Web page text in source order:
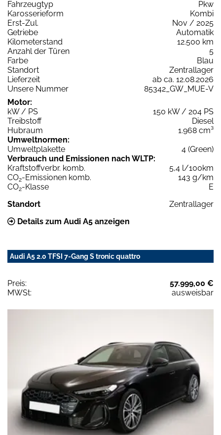
Fahrzeugtyp
Pkw
Karosserieform
Kombi
Erst-Zul.
Nov / 2025
Getriebe
Automatik
Kilometerstand
12.500 km
Anzahl der Türen
5
Farbe
Blau
Standort
Zentrallager
Lieferzeit
ab ca. 12.08.2026
Unsere Nummer
85342_GW_MUE-V
Motor:
kW / PS
150 kW / 204 PS
Treibstoff
Diesel
Hubraum
1.968 cm³
Umweltnormen:
Umweltplakette
4 (Green)
Verbrauch und Emissionen nach WLTP:
Kraftstoffverbr. komb.
5,4 l/100km
CO2-Emissionen komb.
143 g/km
CO2-Klasse
E
Standort
Zentrallager
Details zum Audi A5 anzeigen
Audi A5 2.0 TFSI 7-Gang S tronic quattro
Preis:
57.999,00 €
MWSt:
ausweisbar